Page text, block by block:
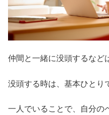
仲間と一緒に没頭するなど
没頭する時は、基本ひとり
一人でいることで、自分の